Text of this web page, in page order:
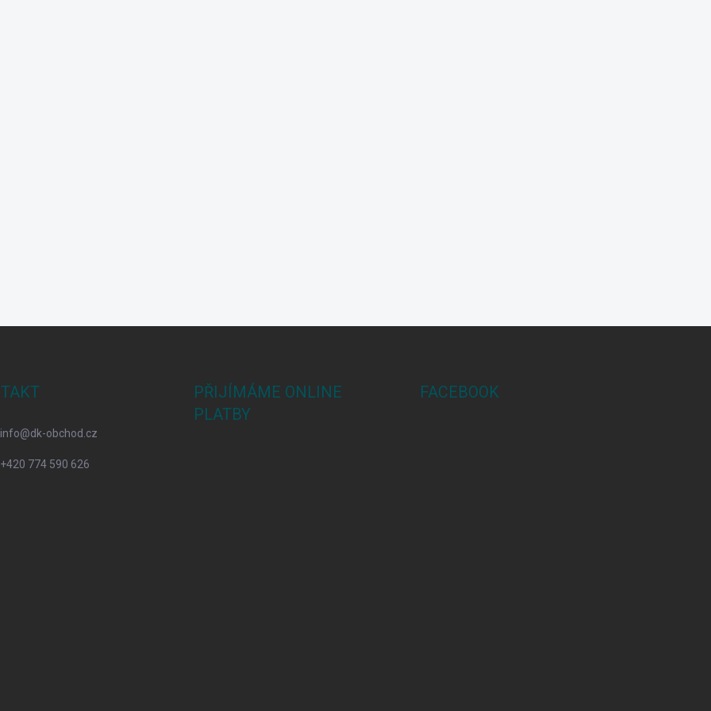
info@dk-obchod.cz
+420 774 590 626
PŘIJÍMÁME ONLINE
PLATBY
FACEBOOK